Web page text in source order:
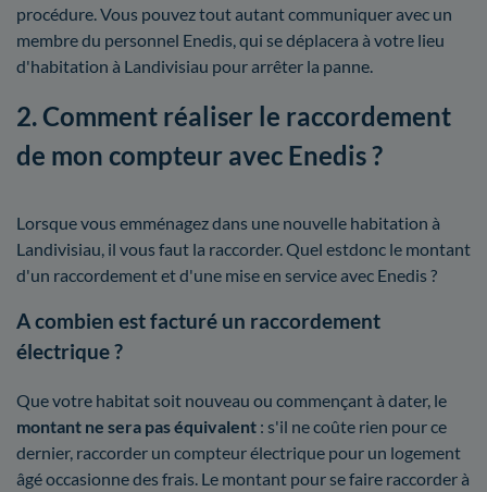
procédure. Vous pouvez tout autant communiquer avec un
membre du personnel Enedis, qui se déplacera à votre lieu
d'habitation à Landivisiau pour arrêter la panne.
2. Comment réaliser le raccordement
de mon compteur avec Enedis ?
Lorsque vous emménagez dans une nouvelle habitation à
Landivisiau, il vous faut la raccorder. Quel estdonc le montant
d'un raccordement et d'une mise en service avec Enedis ?
A combien est facturé un raccordement
électrique ?
Que votre habitat soit nouveau ou commençant à dater, le
montant ne sera pas équivalent : s'il ne coûte rien pour ce
dernier, raccorder un compteur électrique pour un logement
âgé occasionne des frais. Le montant pour se faire raccorder à